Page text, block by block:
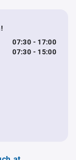
07:30 - 17:00
07:30 - 15:00